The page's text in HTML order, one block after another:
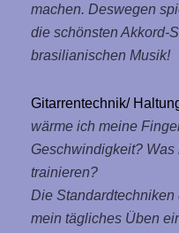
machen. Deswegen
die schönsten Akkord-
brasilianischen Musik!
Gitarrentechnik/
wärme ich meine
Geschwindigkeit?
trainieren?
Die Standardtechniken
mein tägliches Üben